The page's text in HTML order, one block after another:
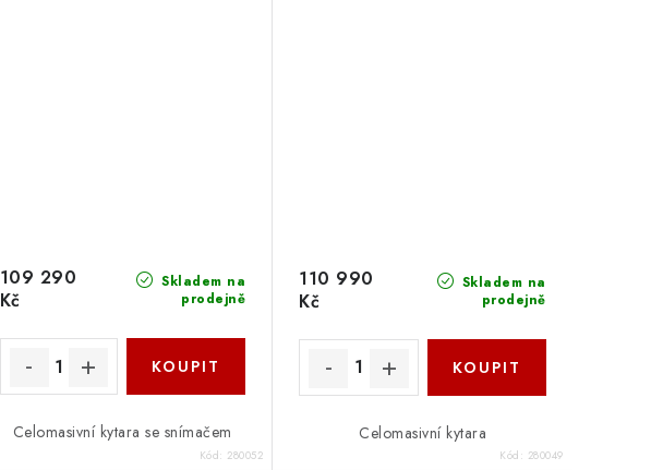
Skladem na
prodejně
109 290
Kč
Celomasivní kytara se snímačem
Kód: 280052
Skladem na
prodejně
110 990
Kč
Celomasivní kytara
Kód: 280049